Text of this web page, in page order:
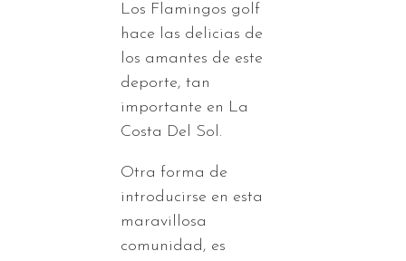
Los Flamingos golf
hace las delicias de
los amantes de este
deporte, tan
importante en La
Costa Del Sol.
Otra forma de
introducirse en esta
maravillosa
comunidad, es